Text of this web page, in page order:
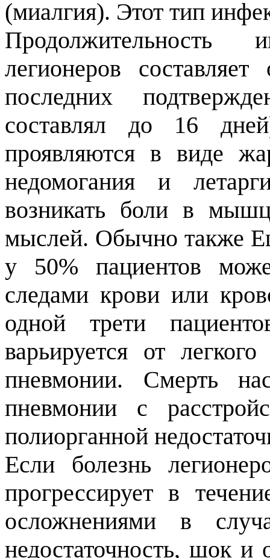
(миалгия). Этот тип
Продолжительность
легионеров
последних
составлял до 16
проявляются в виде
недомогания и
возникать боли в
мыслей. Обычно также
у 50% пациентов
следами крови или
одной трети
варьируется от
пневмонии. Смерть
пневмонии с
полиорганной
Если болезнь
прогрессирует в
осложнениями в
недостаточность, шок и